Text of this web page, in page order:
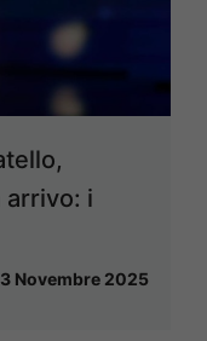
arrivo: i
3 Novembre 2025